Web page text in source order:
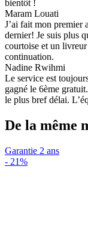
bientôt !
Maram Louati
J’ai fait mon premier
dernier! Je suis plus
courtoise et un
continuation.
Nadine Rwihmi
Le service est
gagné le 6ème
le plus bref délai.
De la même
Garantie 2 ans
- 21%